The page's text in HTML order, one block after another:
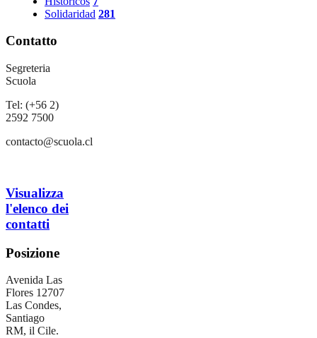
Solidaridad 281
Contatto
Segreteria
Scuola
Tel: (+56 2)
2592 7500
contacto@scuola.cl
Visualizza
l'elenco dei
contatti
Posizione
Avenida Las
Flores 12707
Las Condes,
Santiago
RM, il Cile.